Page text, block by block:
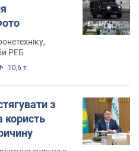
РЕБ
10,6 т.
з
користь